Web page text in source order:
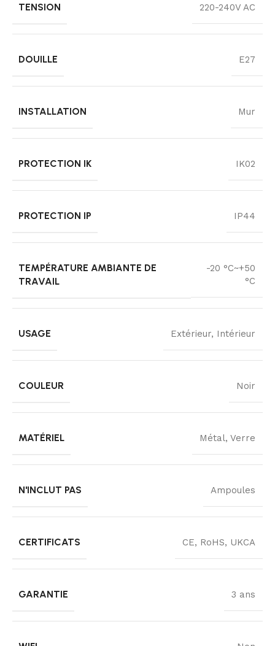
TENSION 220-240V AC
DOUILLE E27
INSTALLATION Mur
PROTECTION IK IK02
PROTECTION IP IP44
TEMPÉRATURE AMBIANTE DE
TRAVAIL
-20 °C~+50
°C
USAGE Extérieur, Intérieur
COULEUR Noir
MATÉRIEL Métal, Verre
N'INCLUT PAS Ampoules
CERTIFICATS CE, RoHS, UKCA
GARANTIE 3 ans